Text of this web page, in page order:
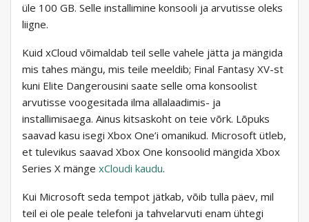
üle 100 GB. Selle installimine konsooli ja arvutisse oleks
liigne.
Kuid xCloud võimaldab teil selle vahele jätta ja mängida
mis tahes mängu, mis teile meeldib; Final Fantasy XV-st
kuni Elite Dangerousini saate selle oma konsoolist
arvutisse voogesitada ilma allalaadimis- ja
installimisaega. Ainus kitsaskoht on teie võrk. Lõpuks
saavad kasu isegi Xbox One’i omanikud. Microsoft ütleb,
et tulevikus saavad Xbox One konsoolid mängida Xbox
Series X mänge xCloudi kaudu.
Kui Microsoft seda tempot jätkab, võib tulla päev, mil
teil ei ole peale telefoni ja tahvelarvuti enam ühtegi